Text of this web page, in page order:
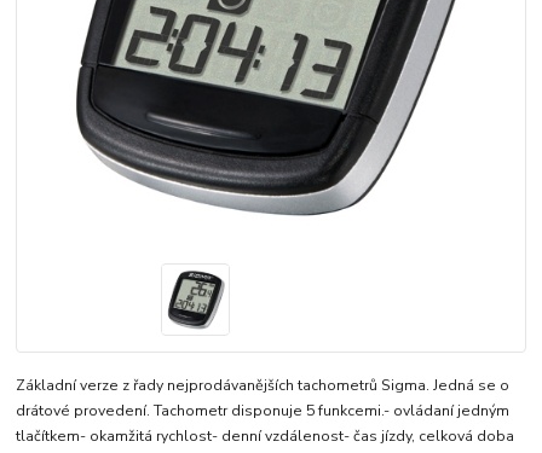
Základní verze z řady nejprodávanějších tachometrů Sigma. Jedná se o
drátové provedení. Tachometr disponuje 5 funkcemi.- ovládaní jedným
tlačítkem- okamžitá rychlost- denní vzdálenost- čas jízdy, celková doba